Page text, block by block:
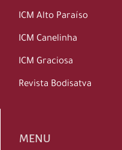
ICM Alto Paraíso
ICM Canelinha
ICM Graciosa
Revista Bodisatva
MENU